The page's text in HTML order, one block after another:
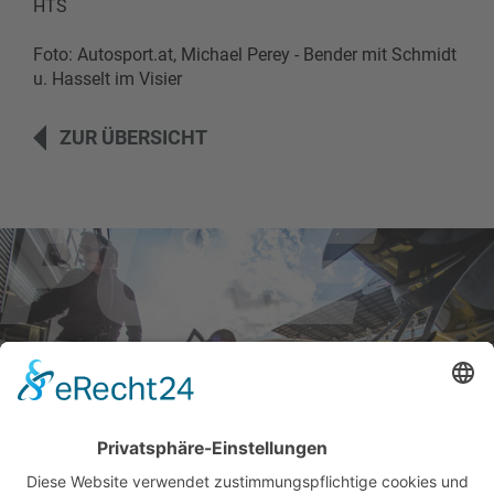
HTS
Foto: Autosport.at, Michael Perey - Bender mit Schmidt
u. Hasselt im Visier
ZUR ÜBERSICHT
BILDER & VIDEOS